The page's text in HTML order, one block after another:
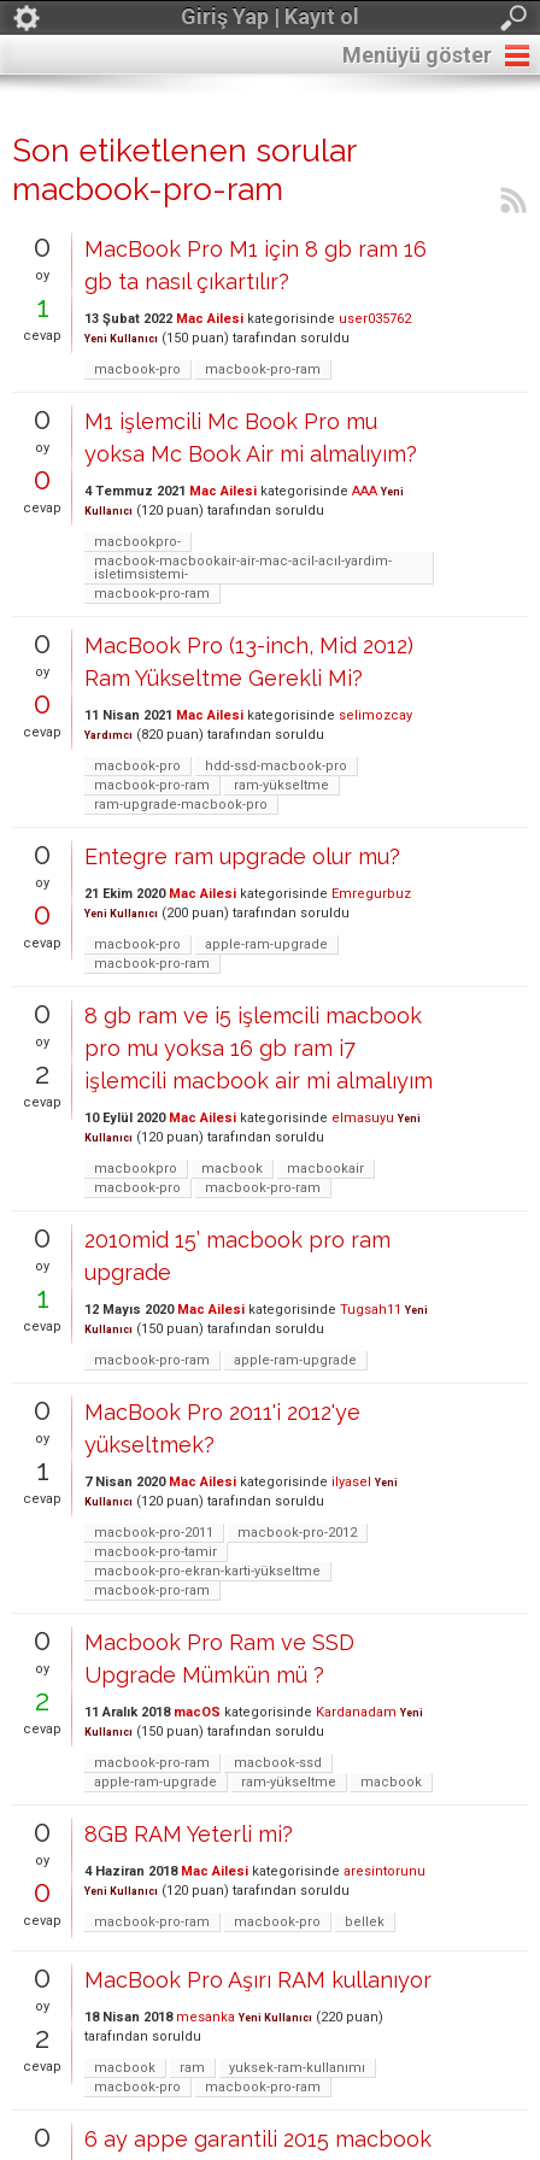
Giriş Yap | Kayıt ol
Menüyü göster
Son etiketlenen sorular
macbook-pro-ram
0
oy
1
cevap
MacBook Pro M1 için 8 gb ram 16
gb ta nasıl çıkartılır?
13 Şubat 2022 Mac Ailesi kategorisinde user035762
Yeni Kullanıcı (150 puan) tarafından soruldu
macbook-pro
macbook-pro-ram
0
oy
0
cevap
M1 işlemcili Mc Book Pro mu
yoksa Mc Book Air mi almalıyım?
4 Temmuz 2021 Mac Ailesi kategorisinde AAA Yeni
Kullanıcı (120 puan) tarafından soruldu
macbookpro-
macbook-macbookair-air-mac-acil-acıl-yardim-
isletimsistemi-
macbook-pro-ram
0
oy
0
cevap
MacBook Pro (13-inch, Mid 2012)
Ram Yükseltme Gerekli Mi?
11 Nisan 2021 Mac Ailesi kategorisinde selimozcay
Yardımcı (820 puan) tarafından soruldu
macbook-pro
hdd-ssd-macbook-pro
macbook-pro-ram
ram-yükseltme
ram-upgrade-macbook-pro
0
oy
0
cevap
Entegre ram upgrade olur mu?
21 Ekim 2020 Mac Ailesi kategorisinde Emregurbuz
Yeni Kullanıcı (200 puan) tarafından soruldu
macbook-pro
apple-ram-upgrade
macbook-pro-ram
0
oy
2
cevap
8 gb ram ve i5 işlemcili macbook
pro mu yoksa 16 gb ram i7
işlemcili macbook air mi almalıyım
10 Eylül 2020 Mac Ailesi kategorisinde elmasuyu Yeni
Kullanıcı (120 puan) tarafından soruldu
macbookpro
macbook
macbookair
macbook-pro
macbook-pro-ram
0
oy
1
cevap
2010mid 15’ macbook pro ram
upgrade
12 Mayıs 2020 Mac Ailesi kategorisinde Tugsah11 Yeni
Kullanıcı (150 puan) tarafından soruldu
macbook-pro-ram
apple-ram-upgrade
0
oy
1
cevap
MacBook Pro 2011'i 2012'ye
yükseltmek?
7 Nisan 2020 Mac Ailesi kategorisinde ilyasel Yeni
Kullanıcı (120 puan) tarafından soruldu
macbook-pro-2011
macbook-pro-2012
macbook-pro-tamir
macbook-pro-ekran-karti-yükseltme
macbook-pro-ram
0
oy
2
cevap
Macbook Pro Ram ve SSD
Upgrade Mümkün mü ?
11 Aralık 2018 macOS kategorisinde Kardanadam Yeni
Kullanıcı (150 puan) tarafından soruldu
macbook-pro-ram
macbook-ssd
apple-ram-upgrade
ram-yükseltme macbook
0
oy
0
cevap
8GB RAM Yeterli mi?
4 Haziran 2018 Mac Ailesi kategorisinde aresintorunu
Yeni Kullanıcı (120 puan) tarafından soruldu
macbook-pro-ram
macbook-pro bellek
0
oy
2
cevap
MacBook Pro Aşırı RAM kullanıyor
18 Nisan 2018 mesanka Yeni Kullanıcı (220 puan)
tarafından soruldu
macbook
ram
yuksek-ram-kullanımı
macbook-pro
macbook-pro-ram
0
6 ay appe garantili 2015 macbook